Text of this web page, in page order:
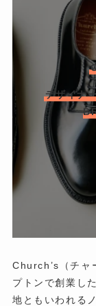
デザイナ
Church’s（チャ
プトンで創業し
地ともいわれる